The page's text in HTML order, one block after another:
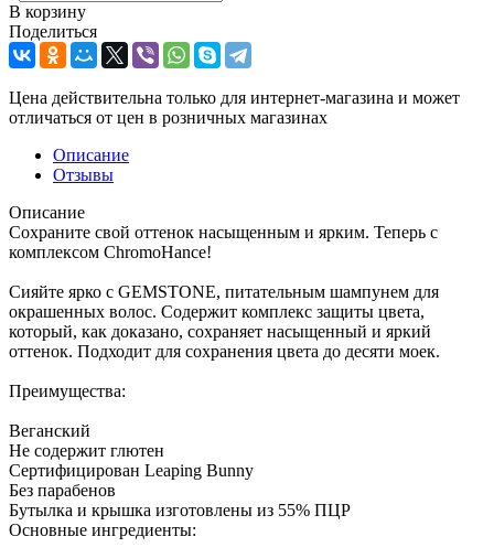
В корзину
Поделиться
Цена действительна только для интернет-магазина и может
отличаться от цен в розничных магазинах
Описание
Отзывы
Описание
Сохраните свой оттенок насыщенным и ярким. Теперь с
комплексом ChromoHance!
Сияйте ярко с GEMSTONE, питательным шампунем для
окрашенных волос. Содержит комплекс защиты цвета,
который, как доказано, сохраняет насыщенный и яркий
оттенок. Подходит для сохранения цвета до десяти моек.
Преимущества:
Веганский
Не содержит глютен
Сертифицирован Leaping Bunny
Без парабенов
Бутылка и крышка изготовлены из 55% ПЦР
Основные ингредиенты: